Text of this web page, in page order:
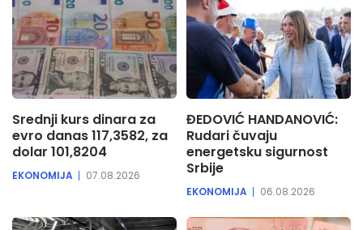
Srednji kurs dinara za
evro danas 117,3582, za
dolar 101,8204
EKONOMIJA 07.08.2026
ĐEDOVIĆ HANDANOVIĆ:
Rudari čuvaju
energetsku sigurnost
Srbije
EKONOMIJA 06.08.2026